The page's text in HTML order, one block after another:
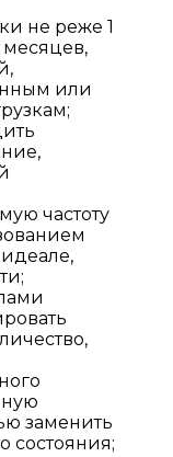
не реже 1
месяцев,
или
частоту
заменить
состояния;